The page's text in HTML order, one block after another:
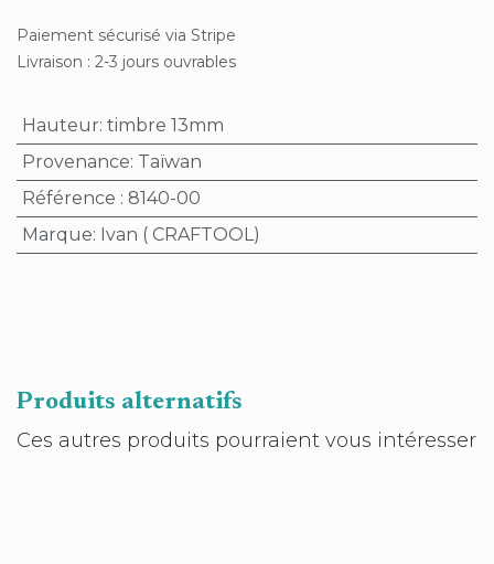
Paiement sécurisé via Stripe
Livraison : 2-3 jours ouvrables
Hauteur: timbre 13mm
Provenance: Taïwan
Référence : 8140-00
Marque: Ivan ( CRAFTOOL)
Produits alternatifs
Ces autres produits pourraient vous intéresser